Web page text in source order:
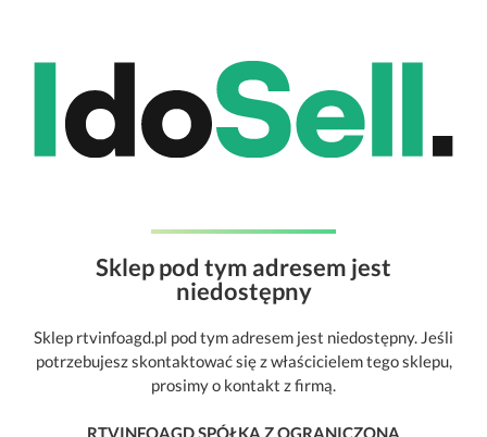
Sklep pod tym adresem jest
niedostępny
Sklep rtvinfoagd.pl pod tym adresem jest niedostępny. Jeśli
potrzebujesz skontaktować się z właścicielem tego sklepu,
prosimy o kontakt z firmą.
RTVINFOAGD SPÓŁKA Z OGRANICZONĄ